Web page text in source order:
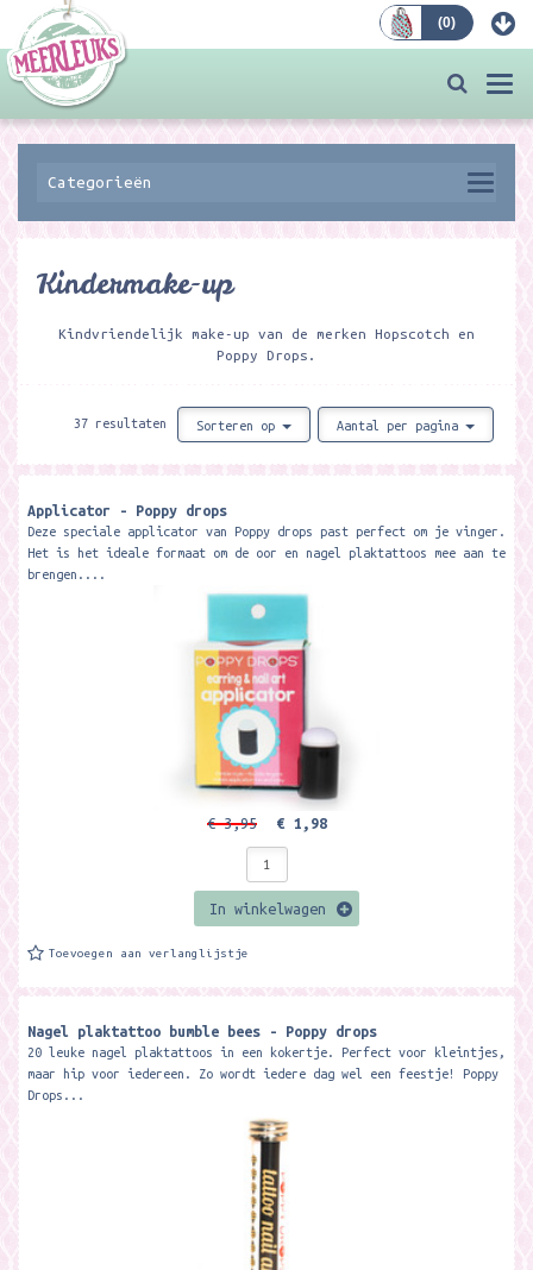
(0)
Categorieën
Kindermake-up
Kindvriendelijk make-up van de merken Hopscotch en
Poppy Drops.
37 resultaten Sorteren op Aantal per pagina
Applicator - Poppy drops
Deze speciale applicator van Poppy drops past perfect om je vinger.
Het is het ideale formaat om de oor en nagel plaktattoos mee aan te
brengen....
€ 3,95 € 1,98
In winkelwagen
Toevoegen aan verlanglijstje
Nagel plaktattoo bumble bees - Poppy drops
20 leuke nagel plaktattoos in een kokertje. Perfect voor kleintjes,
maar hip voor iedereen. Zo wordt iedere dag wel een feestje! Poppy
Drops...